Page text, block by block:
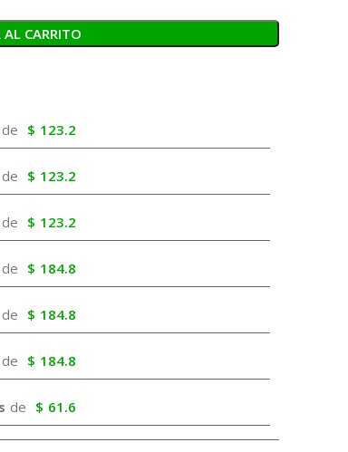
CARRITO
de $ 123.2
de $ 123.2
de $ 123.2
de $ 184.8
de $ 184.8
de $ 184.8
de $ 61.6